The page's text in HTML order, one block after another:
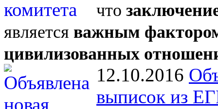
что
является важным
цивилизованных
12.10.2016
выписок из